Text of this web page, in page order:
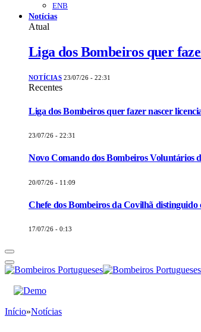
ENB
Notícias
Atual
Liga dos Bombeiros quer
NOTÍCIAS 23/07/26 - 22:31
Recentes
Liga dos Bombeiros quer fazer nascer
23/07/26 - 22:31
Novo Comando dos Bombeiros Voluntários
20/07/26 - 11:09
Chefe dos Bombeiros da Covilhã
17/07/26 - 0:13
Início»Notícias